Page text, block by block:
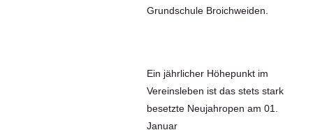
Grundschule Broichweiden.
Ein jährlicher Höhepunkt im
Vereinsleben ist das stets stark
besetzte Neujahropen am 01.
Januar